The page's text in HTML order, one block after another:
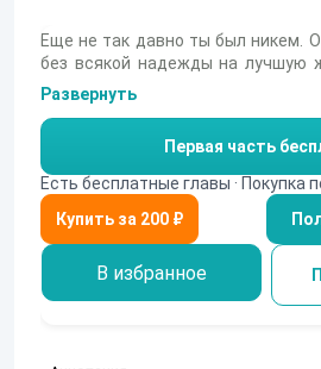
Еще не так давно ты был никем.
без всякой надежды на лучшую
все солидарны с тобой. Для
кем-то больше чем друг, другие
видят в тебе лишь марионетку,
выполнять отведенную роль.
изменить свою жизнь? Легко.
кто тобой управляет и зачем.
Развернуть
Первая часть
Есть бесплатные главы · Покупка
В избранное